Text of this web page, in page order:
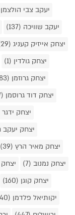
יעקב צבי הולצמן
יעקב שוויכה (137)
יצחק אייזיק קעניג (29)
יצחק גולדין (1)
יצחק גרוזמן (83)
יצחק דוד גרוסמן (167)
יצחק ידגר
יצחק יעקב
יצחק מאיר הרץ (39)
יצחק נמנוב (7)
יצחק
יצחק קוגן (160)
יקותיאל פלדמן (40)